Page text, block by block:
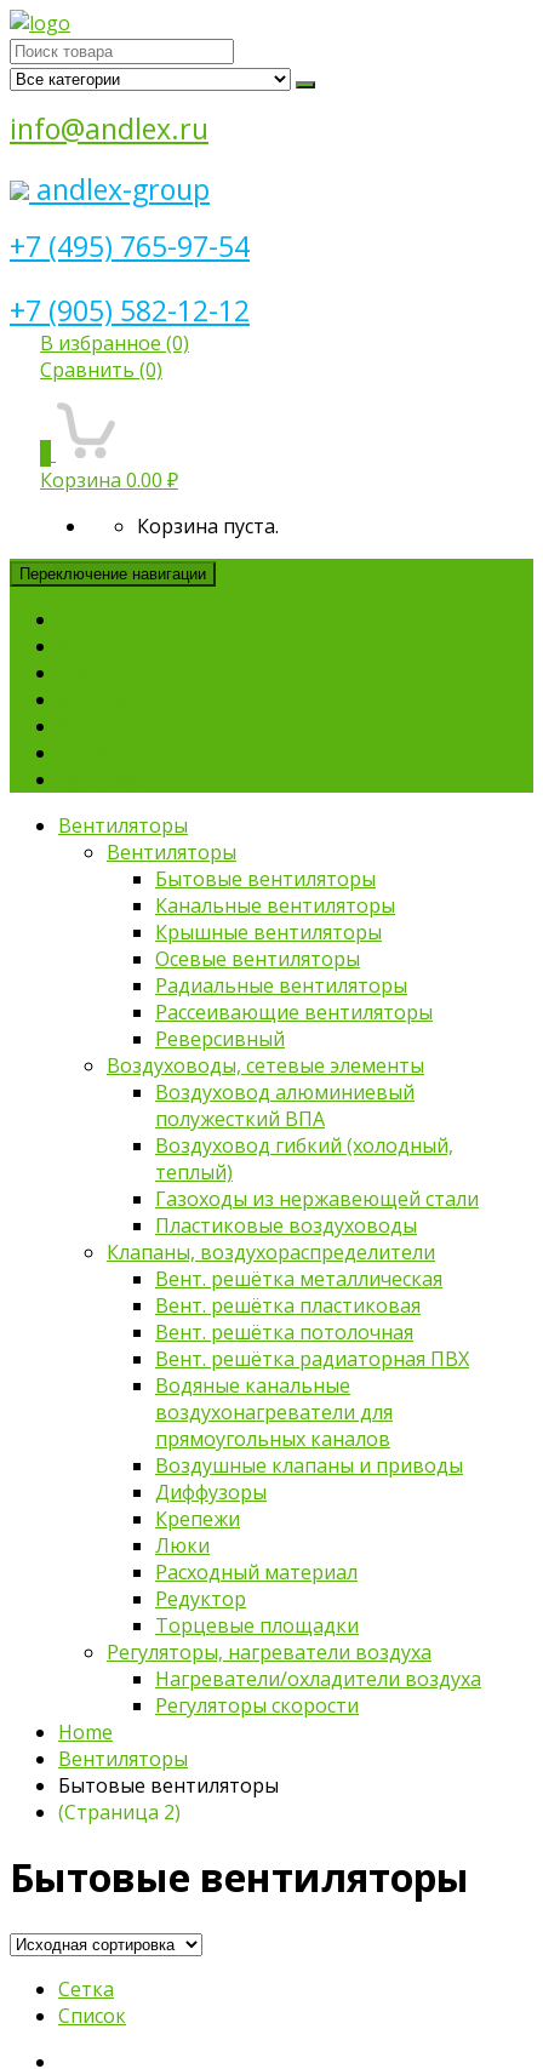
Поиск
для:
info@andlex.ru
andlex-group
+7 (495) 765-97-54
+7 (905) 582-12-12
В избранное (0)
Сравнить (0)
Корзина 0.00 ₽
Корзина пуста.
Переключение навигации
Вентиляторы
Вентиляторы
Бытовые вентиляторы
Канальные вентиляторы
Крышные вентиляторы
Осевые вентиляторы
Радиальные вентиляторы
Рассеивающие вентиляторы
Реверсивный
Воздуховоды, сетевые элементы
Воздуховод алюминиевый
полужесткий ВПА
Воздуховод гибкий (холодный,
теплый)
Газоходы из нержавеющей стали
Пластиковые воздуховоды
Клапаны, воздухораспределители
Вент. решётка металлическая
Вент. решётка пластиковая
Вент. решётка потолочная
Вент. решётка радиаторная ПВХ
Водяные канальные
воздухонагреватели для
прямоугольных каналов
Воздушные клапаны и приводы
Диффузоры
Крепежи
Люки
Расходный материал
Редуктор
Торцевые площадки
Регуляторы, нагреватели воздуха
Нагреватели/охладители воздуха
Регуляторы скорости
Home
Вентиляторы
Бытовые вентиляторы
(Страница 2)
Бытовые вентиляторы
Сетка
Список